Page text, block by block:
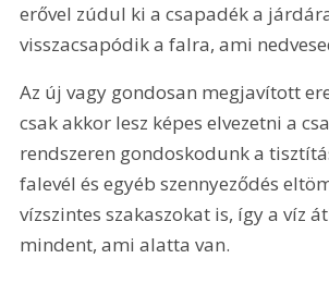
erővel zúdul ki a csapadék a
visszacsapódik a falra, ami
Az új vagy gondosan megjavított
csak akkor lesz képes elvezetni a
rendszeren gondoskodunk a
falevél és egyéb szennyeződés
vízszintes szakaszokat is, így a víz
mindent, ami alatta van.